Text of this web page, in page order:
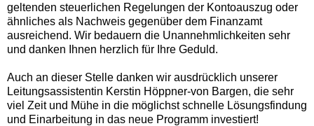
geltenden steuerlichen Regelungen der Kontoauszug oder
ähnliches als Nachweis gegenüber dem Finanzamt
ausreichend. Wir bedauern die Unannehmlichkeiten sehr
und danken Ihnen herzlich für Ihre Geduld.
Auch an dieser Stelle danken wir ausdrücklich unserer
Leitungsassistentin Kerstin Höppner-von Bargen, die sehr
viel Zeit und Mühe in die möglichst schnelle Lösungsfindung
und Einarbeitung in das neue Programm investiert!